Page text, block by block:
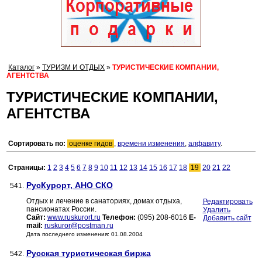
Каталог » ТУРИЗМ И ОТДЫХ » ТУРИСТИЧЕСКИЕ КОМПАНИИ,
АГЕНТСТВА
ТУРИСТИЧЕСКИЕ КОМПАНИИ,
АГЕНТСТВА
Сортировать по: оценке гидов , времени изменения, алфавиту.
Страницы: 1 2 3 4 5 6 7 8 9 10 11 12 13 14 15 16 17 18 19 20 21 22
541. РусКурорт, АНО СКО
Отдых и лечение в санаториях, домах отдыха,
пансионатах России.
Сайт: www.ruskurort.ru Телефон: (095) 208-6016 E-
mail: ruskuror@postman.ru
Дата последнего изменения: 01.08.2004
Редактировать
Удалить
Добавить сайт
542. Русская туристическая биржа